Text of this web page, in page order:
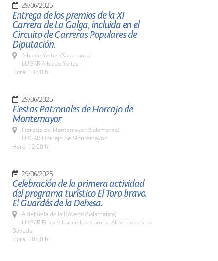
29/06/2025
Entrega de los premios de la XI
Carrera de La Galga, incluida en el
Circuito de Carreras Populares de
Diputación.
Alba de Yeltes (Salamanca)
LUGAR Alba de Yeltes
Hora: 13:00 h.
29/06/2025
Fiestas Patronales de Horcajo de
Montemayor
Horcajo de Montemayor (Salamanca)
LUGAR Horcajo de Montemayor
Hora: 12:00 h.
29/06/2025
Celebración de la primera actividad
del programa turístico El Toro bravo.
El Guardés de la Dehesa.
Aldehuela de la Bóveda (Salamanca)
LUGAR Finca Villar de los Álamos. Aldehuela de la
Bóveda
Hora: 10:00 h.